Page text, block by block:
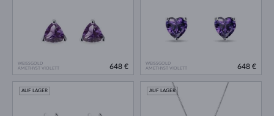
WEISSGOLD
AMETHYST VIOLETT
648 €
WEISSGOLD
AMETHYST VIOLETT
648 €
AUF LAGER AUF LAGER